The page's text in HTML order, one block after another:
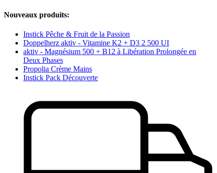
Nouveaux produits:
Instick Pêche & Fruit de la Passion
Doppelherz aktiv - Vitamine K2 + D3 2 500 UI
aktiv - Magnésium 500 + B12 à Libération Prolongée en
Deux Phases
Propolia Crème Mains
Instick Pack Découverte